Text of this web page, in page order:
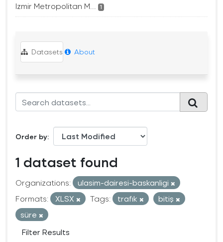
Izmir Metropolitan M... 1
Datasets About
Order by
1 dataset found
Organizations:
ulasim-dairesi-baskanligi
Formats:
XLSX Tags: trafık
bitiş
süre
Filter Results